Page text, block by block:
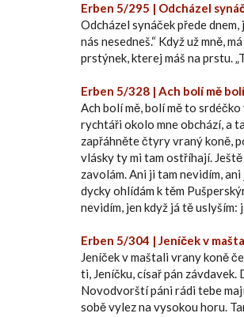
Erben 5/295 | Odcházel
Odcházel synáček přede dnem,
nás nesedneš.“ Když už mně,
prstýnek, kterej máš na prstu.
Erben 5/328 | Ach bolí mě
Ach bolí mě, bolí mě to
rychtáři okolo mne obchází, a
zapřáhněte čtyry vraný koně,
vlásky ty mi tam ostříhají.
zavolám. Ani ji tam nevidím,
dycky ohlídám k těm
nevidím, jen když já tě uslyším:
Erben 5/304 | Jeníček v
Jeníček v maštali vrany koně
ti, Jeníčku, císař pán
Novodvorští páni rádi tebe
sobě vylez na vysokou horu.